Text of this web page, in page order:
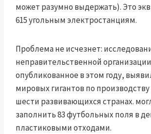
может разумно выдержать). Это
615 угольным электростанциям.
Проблема не исчезнет:
неправительственной
опубликованное в этом году,
мировых гигантов по
шести развивающихся странах.
заполнить 83 футбольных поля в
пластиковыми отходами.